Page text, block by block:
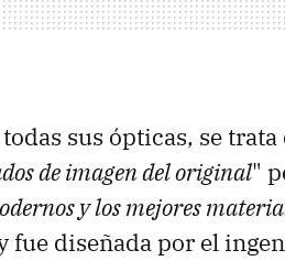
sus ópticas, se
de imagen del original"
y los mejores
fue diseñada por el